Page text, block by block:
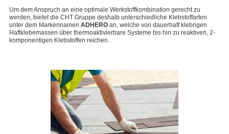
Um dem Anspruch an eine optimale Werkstoffkombination gerecht zu
werden, bietet die CHT Gruppe deshalb unterschiedliche Klebstoffarten
unter dem Markennamen ADHERO an, welche von dauerhaft klebrigen
Haftklebemassen über thermoaktivierbare Systeme bis hin zu reaktiven, 2-
komponentigen Klebstoffen reichen.